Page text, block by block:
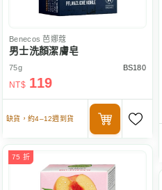
Benecos 芭娜蔻
男士洗顏潔膚皂
75g BS180
NT$ 119
缺貨，約4–12週到貨
75 折